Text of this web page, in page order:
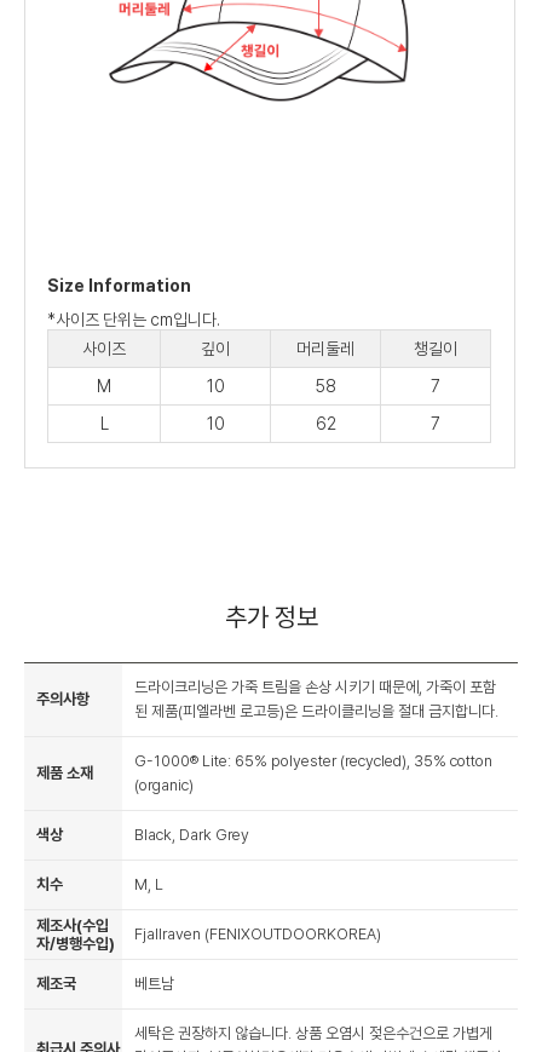
Size Information
*사이즈 단위는 cm입니다.
사이즈
깊이 머리둘레
챙길이
M
10 58
7
10 62 7
추가 정보
주의사항
드라이크리닝은 가죽 트림을 손상 시키기 때문에, 가죽이 포함
된 제품(피엘라벤 로고등)은 드라이클리닝을 절대 금지합니다.
제품 소재
G-1000® Lite: 65% polyester (recycled), 35% cotton
(organic)
색상 Black, Dark Grey
치수 M, L
제조사(수입
자/병행수입)
Fjallraven (FENIXOUTDOORKOREA)
제조국 베트남
세탁은 권장하지 않습니다. 상품 오염시 젖은수건으로 가볍게